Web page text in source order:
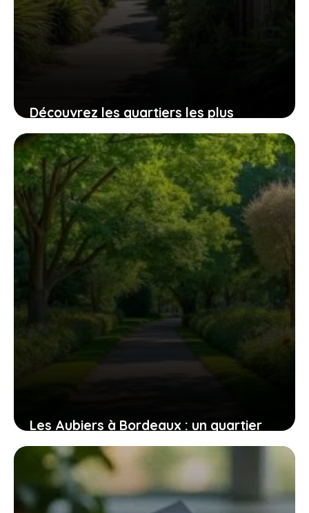
Découvrez les quartiers les plus
problématiques de Los Angeles en
termes de sécurité
7 août 2026
Les Aubiers à Bordeaux : un quartier
en pleine mutation, entre atouts et
défis
6 août 2026